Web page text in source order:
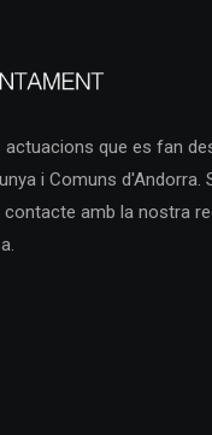
actuacions que es fan
i Comuns d'Andorra.
amb la nostra